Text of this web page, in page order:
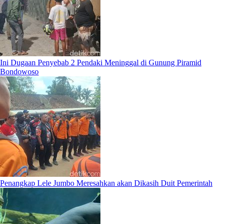
Ini Dugaan Penyebab 2 Pendaki Meninggal di Gunung Piramid
Bondowoso
Penangkap Lele Jumbo Meresahkan akan Dikasih Duit Pemerintah